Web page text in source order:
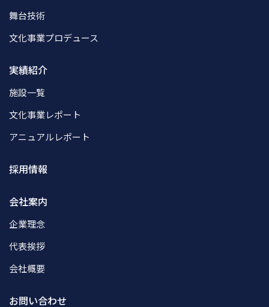
舞台技術
文化事業プロデュース
実績紹介
施設一覧
文化事業レポート
アニュアルレポート
採用情報
会社案内
企業理念
代表挨拶
会社概要
お問い合わせ